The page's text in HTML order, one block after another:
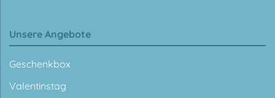
Unsere Angebote
Geschenkbox
Valentinstag